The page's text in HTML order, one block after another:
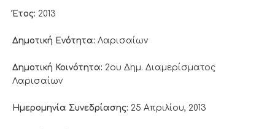
Έτος: 2013
Δημοτική Ενότητα: Λαρισαίων
Δημοτική Κοινότητα: 2ου Δημ. Διαμερίσματος
Λαρισαίων
Ημερομηνία Συνεδρίασης: 25 Απριλίου, 2013